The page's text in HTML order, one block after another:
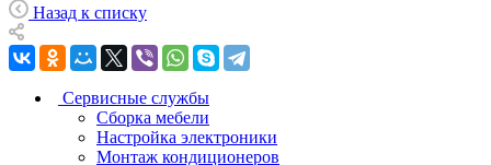
Назад к списку
Сервисные службы
Сборка мебели
Настройка электроники
Монтаж кондиционеров